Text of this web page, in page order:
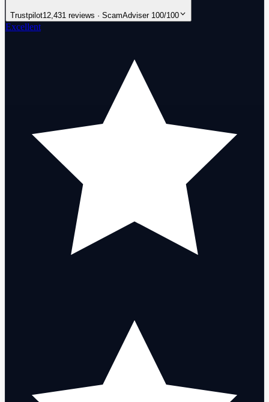
Trustpilot12,431 reviews · ScamAdviser 100/100
Excellent